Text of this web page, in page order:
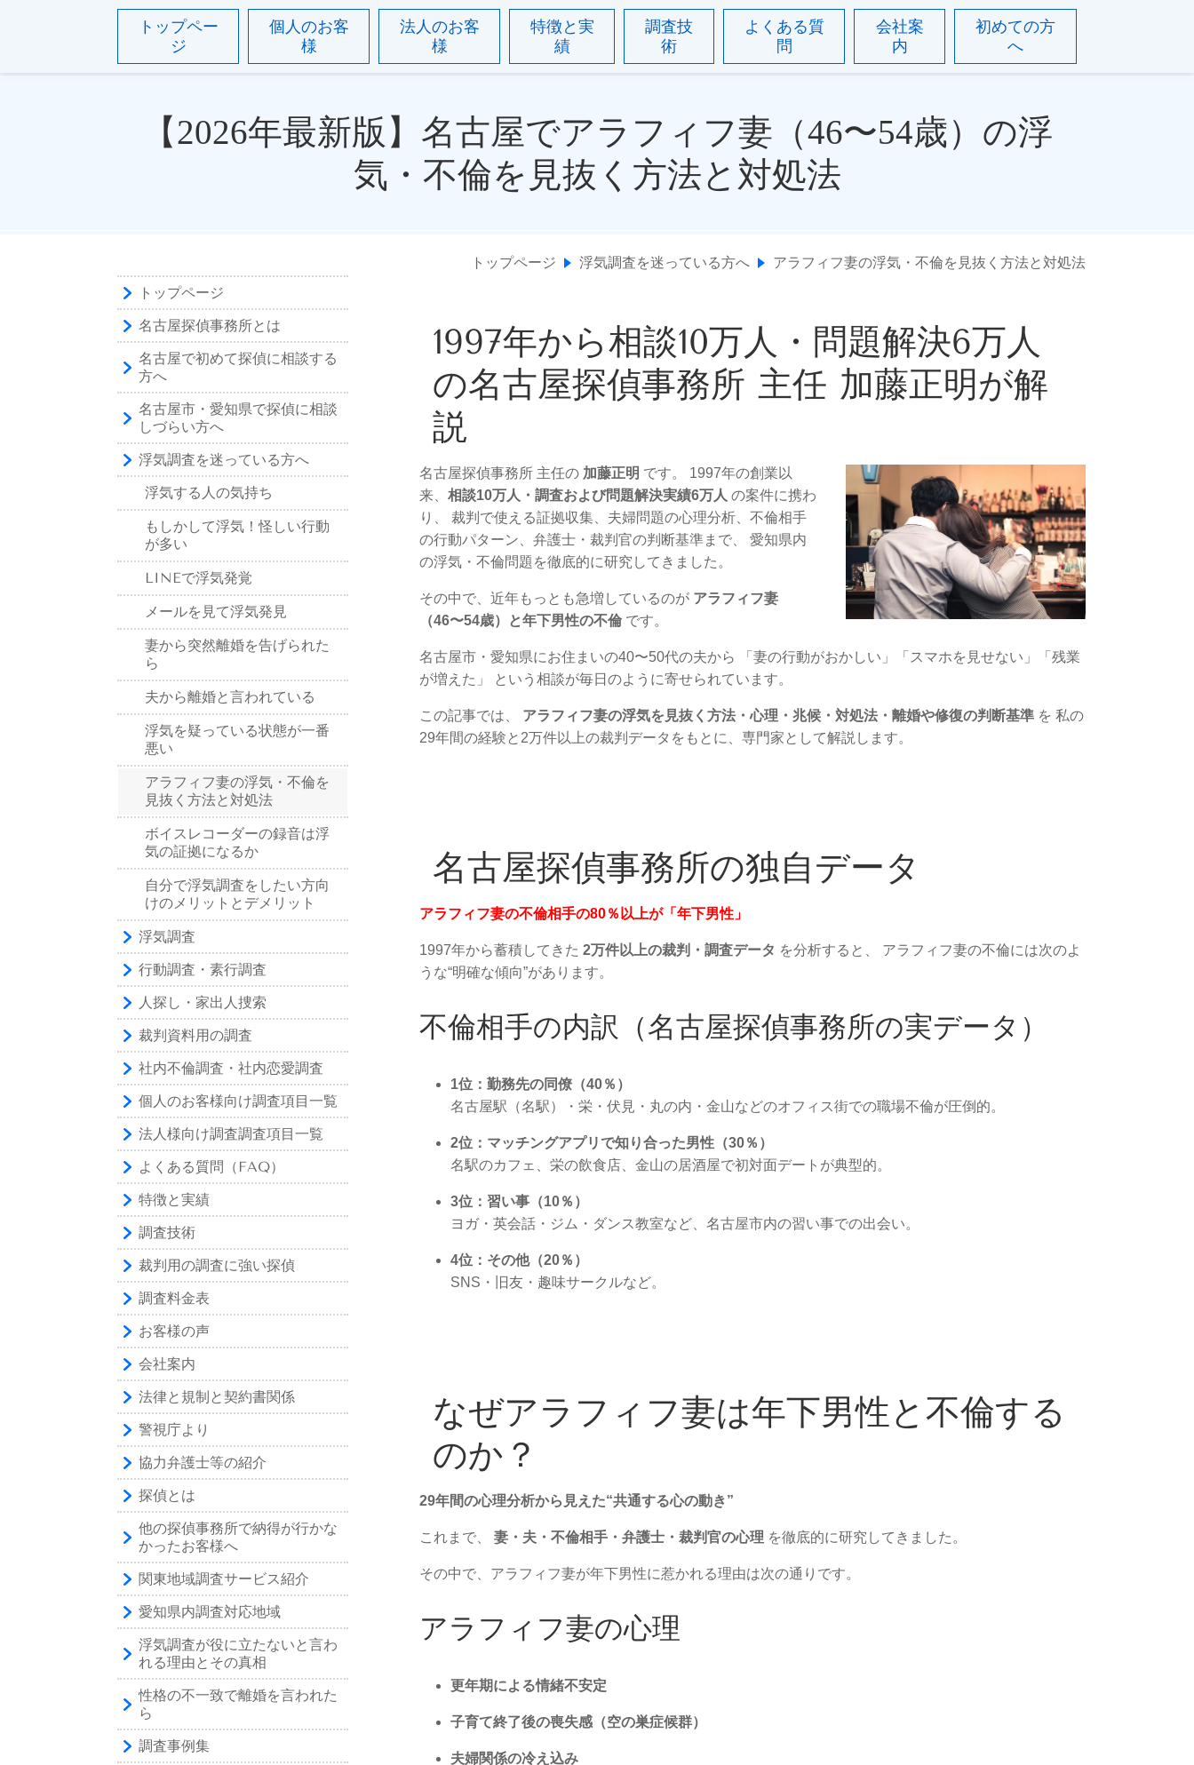
トップペー
ジ
個人のお客
様
法人のお客
様
特徴と実
績
調査技
術
よくある質
問
会社案
内
初めての方
へ
【2026年最新版】名古屋でアラフィフ妻（46〜54歳）の浮
気・不倫を見抜く方法と対処法
トップページ 浮気調査を迷っている方へ アラフィフ妻の浮気・不倫を見抜く方法と対処法
1997年から相談10万人・問題解決6万人
の名古屋探偵事務所 主任 加藤正明が解
説
名古屋探偵事務所 主任の 加藤正明 です。 1997年の創業以
来、 相談10万人・調査および問題解決実績6万人 の案件に携わ
り、 裁判で使える証拠収集、夫婦問題の心理分析、不倫相手
の行動パターン、弁護士・裁判官の判断基準まで、 愛知県内
の浮気・不倫問題を徹底的に研究してきました。
その中で、近年もっとも急増しているのが アラフィフ妻
（46〜54歳）と年下男性の不倫 です。
名古屋市・愛知県にお住まいの40〜50代の夫から 「妻の行動がおかしい」「スマホを見せない」「残業
が増えた」 という相談が毎日のように寄せられています。
この記事では、 アラフィフ妻の浮気を見抜く方法・心理・兆候・対処法・離婚や修復の判断基準 を 私の
29年間の経験と2万件以上の裁判データをもとに、専門家として解説します。
名古屋探偵事務所の独自データ
アラフィフ妻の不倫相手の80％以上が「年下男性」
1997年から蓄積してきた 2万件以上の裁判・調査データ を分析すると、 アラフィフ妻の不倫には次のよ
うな“明確な傾向”があります。
不倫相手の内訳（名古屋探偵事務所の実データ）
1位：勤務先の同僚（40％）
名古屋駅（名駅）・栄・伏見・丸の内・金山などのオフィス街での職場不倫が圧倒的。
2位：マッチングアプリで知り合った男性（30％）
名駅のカフェ、栄の飲食店、金山の居酒屋で初対面デートが典型的。
3位：習い事（10％）
ヨガ・英会話・ジム・ダンス教室など、名古屋市内の習い事での出会い。
4位：その他（20％）
SNS・旧友・趣味サークルなど。
なぜアラフィフ妻は年下男性と不倫する
のか？
29年間の心理分析から見えた“共通する心の動き”
これまで、 妻・夫・不倫相手・弁護士・裁判官の心理 を徹底的に研究してきました。
その中で、アラフィフ妻が年下男性に惹かれる理由は次の通りです。
アラフィフ妻の心理
更年期による情緒不安定
子育て終了後の喪失感（空の巣症候群）
夫婦関係の冷え込み
トップページ
名古屋探偵事務所とは
名古屋で初めて探偵に相談する
方へ
名古屋市・愛知県で探偵に相談
しづらい方へ
浮気調査を迷っている方へ
浮気する人の気持ち
もしかして浮気！怪しい行動
が多い
LINEで浮気発覚
メールを見て浮気発見
妻から突然離婚を告げられた
ら
夫から離婚と言われている
浮気を疑っている状態が一番
悪い
アラフィフ妻の浮気・不倫を
見抜く方法と対処法
ボイスレコーダーの録音は浮
気の証拠になるか
自分で浮気調査をしたい方向
けのメリットとデメリット
浮気調査
行動調査・素行調査
人探し・家出人捜索
裁判資料用の調査
社内不倫調査・社内恋愛調査
個人のお客様向け調査項目一覧
法人様向け調査調査項目一覧
よくある質問（FAQ）
特徴と実績
調査技術
裁判用の調査に強い探偵
調査料金表
お客様の声
会社案内
法律と規制と契約書関係
警視庁より
協力弁護士等の紹介
探偵とは
他の探偵事務所で納得が行かな
かったお客様へ
関東地域調査サービス紹介
愛知県内調査対応地域
浮気調査が役に立たないと言わ
れる理由とその真相
性格の不一致で離婚を言われた
ら
調査事例集